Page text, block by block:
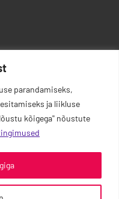
parandamiseks,
ja liikluse
kõigega'' nõustute